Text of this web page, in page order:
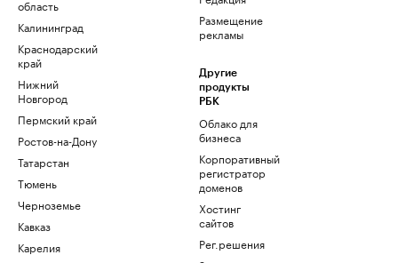
область
Калининград
Краснодарский
край
Нижний
Новгород
Пермский край
Ростов-на-Дону
Татарстан
Тюмень
Черноземье
Кавказ
Карелия
Размещение
рекламы
Другие
продукты
РБК
Облако для
бизнеса
Корпоративный
регистратор
доменов
Хостинг
сайтов
Рег.решения